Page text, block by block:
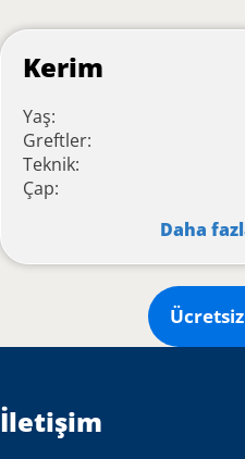
Kerim
Yaş:
Greftler:
Teknik:
Çap:
Daha
İletişim